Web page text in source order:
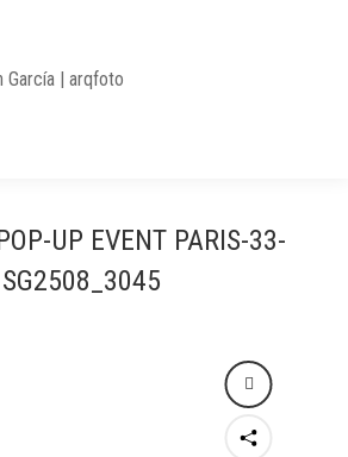
UP EVENT PARIS-33-
SG2508_3045